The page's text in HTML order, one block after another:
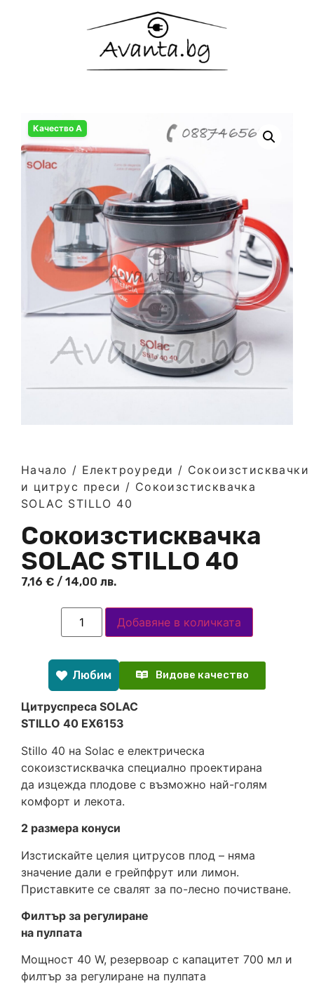
Качество А
Начало / Електроуреди / Сокоизстисквачки
и цитрус преси / Сокоизстисквачка
SOLAC STILLO 40
Сокоизстисквачка
SOLAC STILLO 40
7,16 € / 14,00 лв.
Добавяне в количката
Любим Видове качество
Цитруспреса SOLAC
STILLO 40 EX6153
Stillo 40 на Solac е електрическа
сокоизстисквачка специално проектирана
да изцежда плодове с възможно най-голям
комфорт и лекота.
2 размера конуси
Изстискайте целия цитрусов плод – няма
значение дали е грейпфрут или лимон.
Приставките се свалят за по-лесно почистване.
Филтър за регулиране
на пулпата
Мощност 40 W, резервоар с капацитет 700 мл и
филтър за регулиране на пулпата